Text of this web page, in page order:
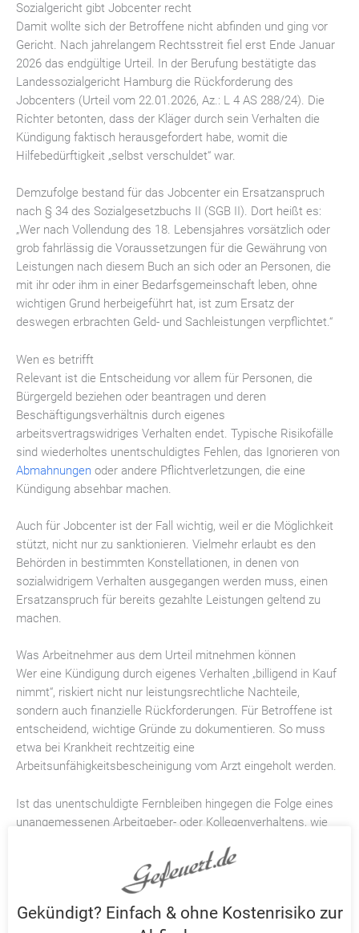
Sozialgericht gibt Jobcenter recht
Damit wollte sich der Betroffene nicht abfinden und ging vor
Gericht. Nach jahrelangem Rechtsstreit fiel erst Ende Januar
2026 das endgültige Urteil. In der Berufung bestätigte das
Landessozialgericht Hamburg die Rückforderung des
Jobcenters (Urteil vom 22.01.2026, Az.: L 4 AS 288/24). Die
Richter betonten, dass der Kläger durch sein Verhalten die
Kündigung faktisch herausgefordert habe, womit die
Hilfebedürftigkeit „selbst verschuldet“ war.
Demzufolge bestand für das Jobcenter ein Ersatzanspruch
nach § 34 des Sozialgesetzbuchs II (SGB II). Dort heißt es:
„Wer nach Vollendung des 18. Lebensjahres vorsätzlich oder
grob fahrlässig die Voraussetzungen für die Gewährung von
Leistungen nach diesem Buch an sich oder an Personen, die
mit ihr oder ihm in einer Bedarfsgemeinschaft leben, ohne
wichtigen Grund herbeigeführt hat, ist zum Ersatz der
deswegen erbrachten Geld- und Sachleistungen verpflichtet.“
Wen es betrifft
Relevant ist die Entscheidung vor allem für Personen, die
Bürgergeld beziehen oder beantragen und deren
Beschäftigungsverhältnis durch eigenes
arbeitsvertragswidriges Verhalten endet. Typische Risikofälle
sind wiederholtes unentschuldigtes Fehlen, das Ignorieren von
Abmahnungen oder andere Pflichtverletzungen, die eine
Kündigung absehbar machen.
Auch für Jobcenter ist der Fall wichtig, weil er die Möglichkeit
stützt, nicht nur zu sanktionieren. Vielmehr erlaubt es den
Behörden in bestimmten Konstellationen, in denen von
sozialwidrigem Verhalten ausgegangen werden muss, einen
Ersatzanspruch für bereits gezahlte Leistungen geltend zu
machen.
Was Arbeitnehmer aus dem Urteil mitnehmen können
Wer eine Kündigung durch eigenes Verhalten „billigend in Kauf
nimmt“, riskiert nicht nur leistungsrechtliche Nachteile,
sondern auch finanzielle Rückforderungen. Für Betroffene ist
entscheidend, wichtige Gründe zu dokumentieren. So muss
etwa bei Krankheit rechtzeitig eine
Arbeitsunfähigkeitsbescheinigung vom Arzt eingeholt werden.
Ist das unentschuldigte Fernbleiben hingegen die Folge eines
unangemessenen Arbeitgeber- oder Kollegenverhaltens, wie
auch hierbei einer Dokumentation der Vorkommnisse. Besser
noch: Anstatt sich durch eine Verletzung der
arbeitsvertraglichen Pflichten angreifbar zu machen, sollte der
betroffene Beschäftigte das Gespräch mit dem Vorgesetzten
Gekündigt? Einfach & ohne Kostenrisiko zur